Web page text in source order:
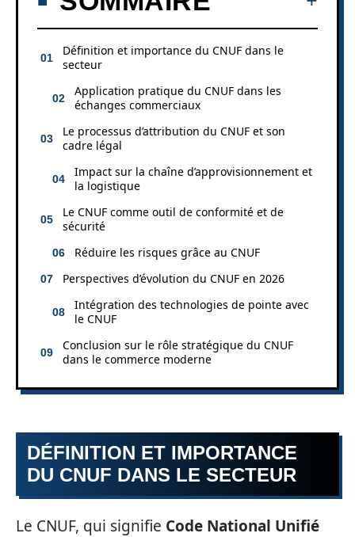
Définition et importance du CNUF dans le
secteur
Application pratique du CNUF dans les
échanges commerciaux
Le processus d’attribution du CNUF et son
cadre légal
Impact sur la chaîne d’approvisionnement et
la logistique
Le CNUF comme outil de conformité et de
sécurité
Réduire les risques grâce au CNUF
Perspectives d’évolution du CNUF en 2026
Intégration des technologies de pointe avec
le CNUF
Conclusion sur le rôle stratégique du CNUF
dans le commerce moderne
DÉFINITION ET IMPORTANCE
DU CNUF DANS LE SECTEUR
Le CNUF, qui signifie Code National Unifié